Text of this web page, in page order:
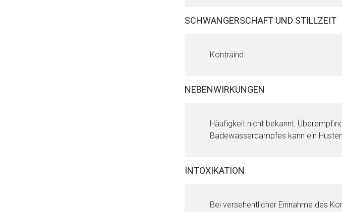
SCHWANGERSCHAFT UND STILLZEIT
Kontraind.
NEBENWIRKUNGEN
Häufigkeit nicht bekannt:
Badewasserdampfes kann ein
INTOXIKATION
Bei versehentlicher Einnahme des